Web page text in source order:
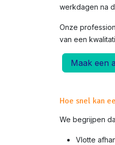
werkdagen na
Onze
van een
Maak een
Hoe snel kan
We begrijpen
Vlotte